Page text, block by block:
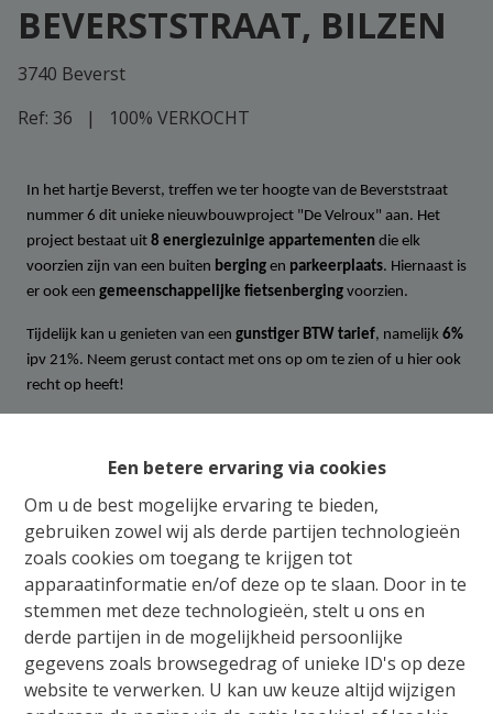
Een betere ervaring via cookies
Om u de best mogelijke ervaring te bieden,
gebruiken zowel wij als derde partijen technologieën
zoals cookies om toegang te krijgen tot
apparaatinformatie en/of deze op te slaan. Door in te
stemmen met deze technologieën, stelt u ons en
derde partijen in de mogelijkheid persoonlijke
gegevens zoals browsegedrag of unieke ID's op deze
website te verwerken. U kan uw keuze altijd wijzigen
BEVERSTSTRAAT, BILZEN
3740 Beverst
Ref: 36 | 100% VERKOCHT
In het hartje Beverst, treffen we ter hoogte van de Beverststraat
nummer 6 dit unieke nieuwbouwproject "De Velroux" aan. Het
project bestaat uit 8 energiezuinige appartementen die elk
voorzien zijn van een buiten berging en parkeerplaats. Hiernaast is
er ook een gemeenschappelijke fietsenberging voorzien.
Tijdelijk kan u genieten van een gunstiger BTW tarief, namelijk 6%
ipv 21%. Neem gerust contact met ons op om te zien of u hier ook
recht op heeft!
geïndividualiseerd lastenboekworden afgeleverd. Binnen de
voorziene budgetten voor keuken, badkamer en vloeren, kunt u
zelf uw keuze maken zodat het appartement volledig naar uw
smaak wordt gepersonaliseerd. Elk appartement beschikt ook over
een ruim terras met een goede oriëntatie waarop u heerlijk kan
vertoeven.
De Velroux wordt opgetrokken volgens traditionele
bouwmethoden in materialen van hoogwaardige kwaliteit.
Hiernaast staan de woorden: duurzaamheid, veiligheid, isolatie